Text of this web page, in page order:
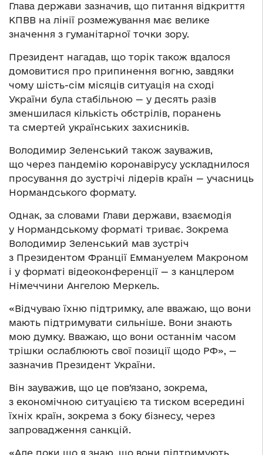
Глава держави зазначив, що питання відкриття
КПВВ на лінії розмежування має велике
значення з гуманітарної точки зору.
Президент нагадав, що торік також вдалося
домовитися про припинення вогню, завдяки
чому шість-сім місяців ситуація на сході
України була стабільною — у десять разів
зменшилася кількість обстрілів, поранень
та смертей українських захисників.
Володимир Зеленський також зауважив,
що через пандемію коронавірусу ускладнилося
просування до зустрічі лідерів країн — учасниць
Нормандського формату.
Однак, за словами Глави держави, взаємодія
у Нормандському форматі триває. Зокрема
Володимир Зеленський мав зустріч
з Президентом Франції Еммануелем Макроном
і у форматі відеоконференції — з канцлером
Німеччини Ангелою Меркель.
«Відчуваю їхню підтримку, але вважаю, що вони
мають підтримувати сильніше. Вони знають
мою думку. Вважаю, що вони останнім часом
трішки ослаблюють свої позиції щодо РФ», —
зазначив Президент України.
Він зауважив, що це пов’язано, зокрема,
з економічною ситуацією та тиском всередині
їхніх країн, зокрема з боку бізнесу, через
запровадження санкцій.
«Але поки що я знаю, що вони підтримують